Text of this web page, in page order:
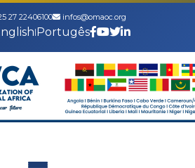
27 22406100 infos@omaoc.org
|Portugês